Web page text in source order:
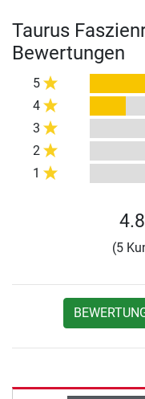
Taurus
Bewertungen
5
4
3
2
1
4.8
(5